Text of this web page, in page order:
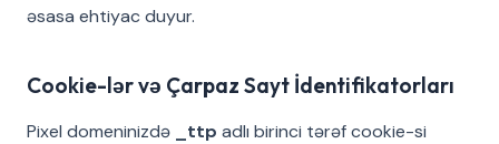
əsasa ehtiyac duyur.
Cookie-lər və Çarpaz Sayt İdentifikatorları
Pixel domeninizdə _ttp adlı birinci tərəf cookie-si